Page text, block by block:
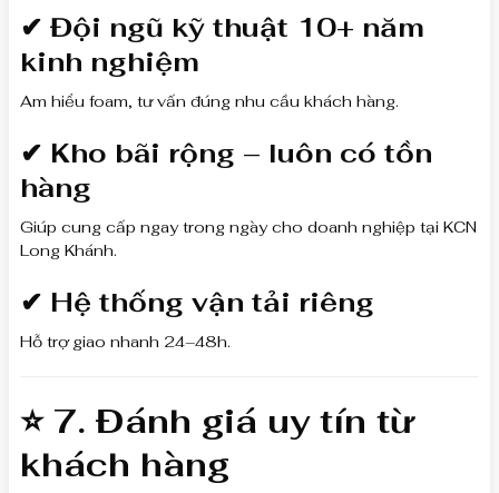
✔ Đội ngũ kỹ thuật 10+ năm
kinh nghiệm
Am hiểu foam, tư vấn đúng nhu cầu khách hàng.
✔ Kho bãi rộng – luôn có tồn
hàng
Giúp cung cấp ngay trong ngày cho doanh nghiệp tại KCN
Long Khánh.
✔ Hệ thống vận tải riêng
Hỗ trợ giao nhanh 24–48h.
⭐ 7. Đánh giá uy tín từ
khách hàng